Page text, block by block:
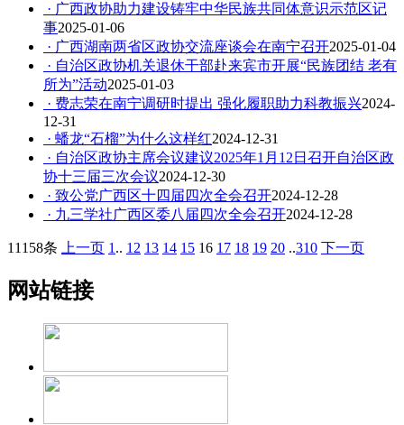
· 广西政协助力建设铸牢中华民族共同体意识示范区记
事2025-01-06
· 广西湖南两省区政协交流座谈会在南宁召开2025-01-04
· 自治区政协机关退休干部赴来宾市开展“民族团结 老有
所为”活动2025-01-03
· 费志荣在南宁调研时提出 强化履职助力科教振兴2024-
12-31
· 蟠龙“石榴”为什么这样红2024-12-31
· 自治区政协主席会议建议2025年1月12日召开自治区政
协十三届三次会议2024-12-30
· 致公党广西区十四届四次全会召开2024-12-28
· 九三学社广西区委八届四次全会召开2024-12-28
11158条 上一页 1 .. 12 13 14 15 16 17 18 19 20 ..310 下一页
网站链接